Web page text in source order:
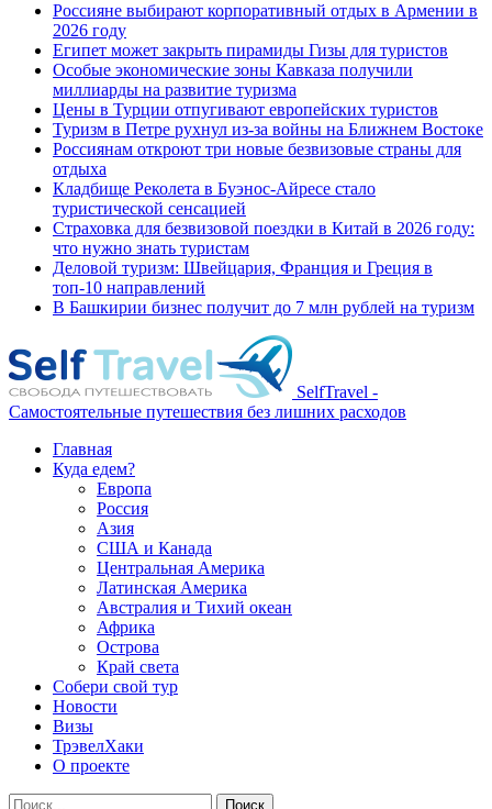
Россияне выбирают корпоративный отдых в Армении в
2026 году
Египет может закрыть пирамиды Гизы для туристов
Особые экономические зоны Кавказа получили
миллиарды на развитие туризма
Цены в Турции отпугивают европейских туристов
Туризм в Петре рухнул из-за войны на Ближнем Востоке
Россиянам откроют три новые безвизовые страны для
отдыха
Кладбище Реколета в Буэнос-Айресе стало
туристической сенсацией
Страховка для безвизовой поездки в Китай в 2026 году:
что нужно знать туристам
Деловой туризм: Швейцария, Франция и Греция в
топ-10 направлений
В Башкирии бизнес получит до 7 млн рублей на туризм
SelfTravel -
Самостоятельные путешествия без лишних расходов
Главная
Куда едем?
Европа
Россия
Азия
США и Канада
Центральная Америка
Латинская Америка
Австралия и Тихий океан
Африка
Острова
Край света
Собери свой тур
Новости
Визы
ТрэвелХаки
О проекте